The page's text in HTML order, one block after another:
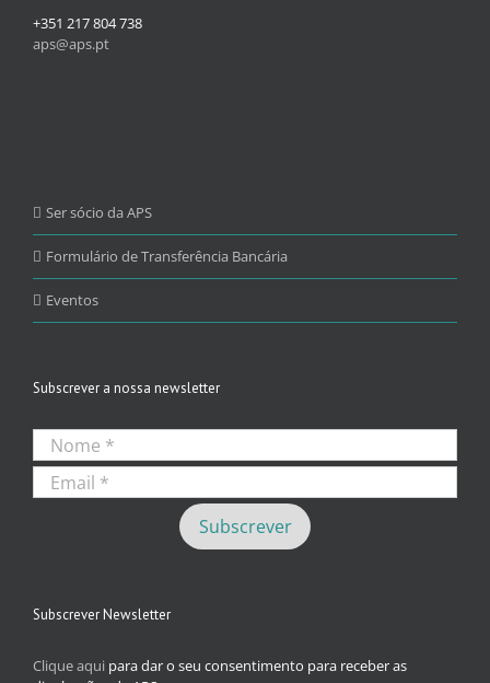
+351 217 804 738
aps@aps.pt
Ser sócio da APS
Formulário de Transferência Bancária
Eventos
Subscrever a nossa newsletter
Subscrever Newsletter
Clique aqui para dar o seu consentimento para receber as